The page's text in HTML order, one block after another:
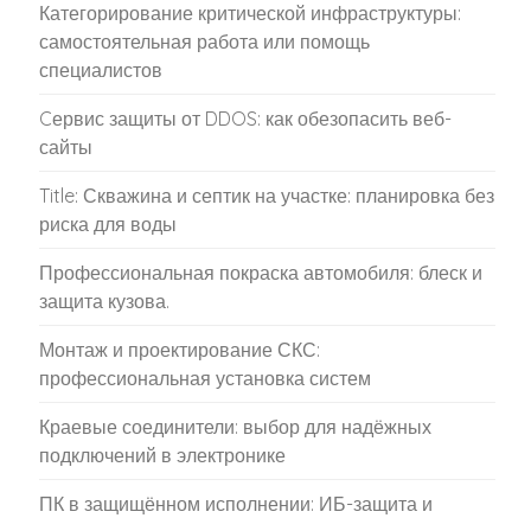
Категорирование критической инфраструктуры:
самостоятельная работа или помощь
специалистов
Cервис защиты от DDOS: как обезопасить веб-
сайты
Title: Скважина и септик на участке: планировка без
риска для воды
Профессиональная покраска автомобиля: блеск и
защита кузова.
Монтаж и проектирование СКС:
профессиональная установка систем
Краевые соединители: выбор для надёжных
подключений в электронике
ПК в защищённом исполнении: ИБ-защита и